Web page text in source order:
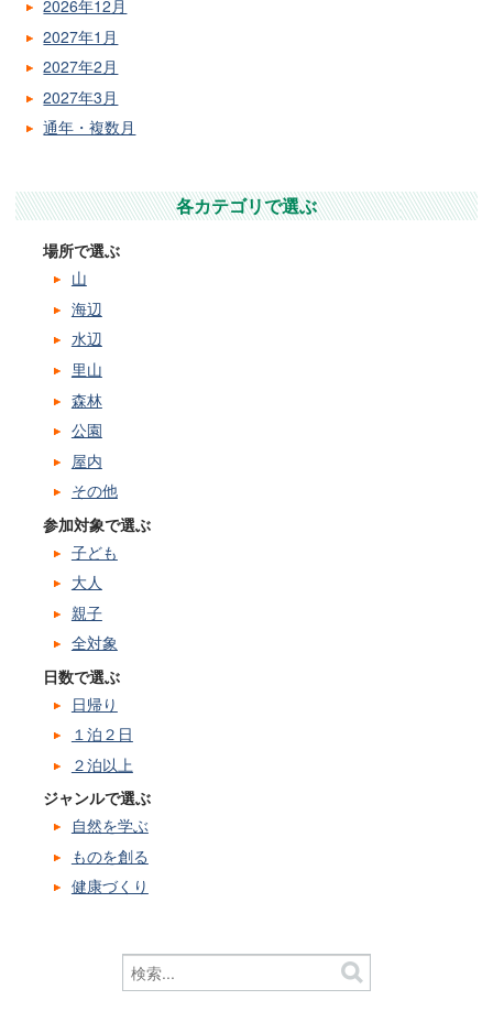
2026年12月
2027年1月
2027年2月
2027年3月
通年・複数月
各カテゴリで選ぶ
場所で選ぶ
山
海辺
水辺
里山
森林
公園
屋内
その他
参加対象で選ぶ
子ども
大人
親子
全対象
日数で選ぶ
日帰り
１泊２日
２泊以上
ジャンルで選ぶ
自然を学ぶ
ものを創る
健康づくり